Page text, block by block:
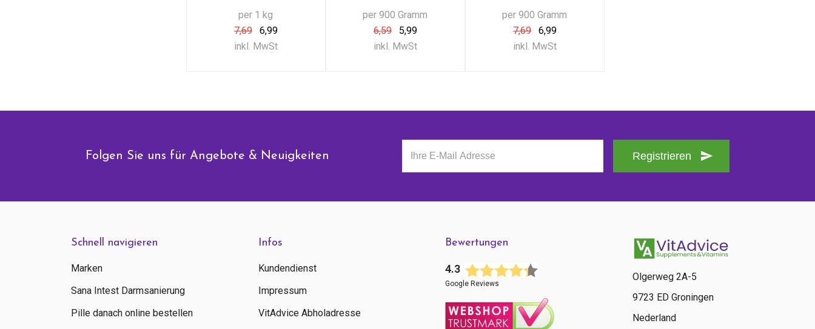
per 1 kg
7,69
6,99
inkl. MwSt
per 900 Gramm
6,59
5,99
inkl. MwSt
per 900 Gramm
7,69
6,99
inkl. MwSt
Folgen Sie uns für Angebote & Neuigkeiten Registrieren
Schnell navigieren
Marken
Sana Intest Darmsanierung
Pille danach online bestellen
Infos
Kundendienst
Impressum
VitAdvice Abholadresse
Bewertungen
4.3
Google Reviews
Olgerweg 2A-5
9723 ED Groningen
Nederland